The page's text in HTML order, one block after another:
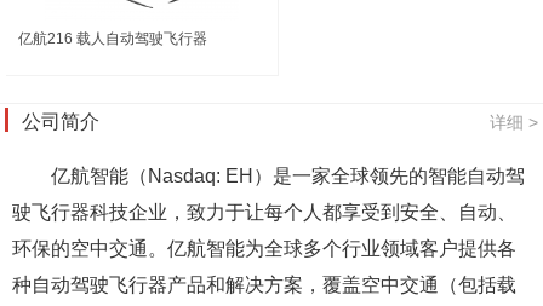
亿航216 载人自动驾驶飞行器
公司简介 详细 >
亿航智能（Nasdaq: EH）是一家全球领先的智能自动驾
驶飞行器科技企业，致力于让每个人都享受到安全、自动、
环保的空中交通。亿航智能为全球多个行业领域客户提供各
种自动驾驶飞行器产品和解决方案，覆盖空中交通（包括载